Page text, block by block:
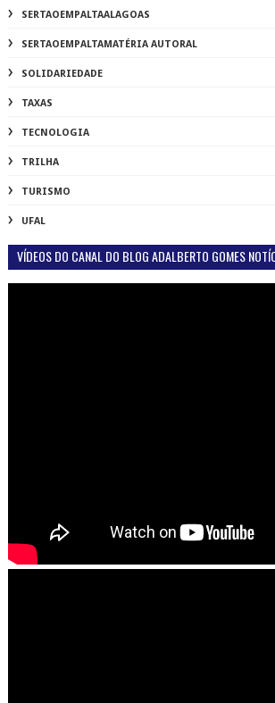
SERTAOEMPALTAALAGOAS
SERTAOEMPALTAMATÉRIA AUTORAL
SOLIDARIEDADE
TAXAS
TECNOLOGIA
TRILHA
TURISMO
UFAL
VÍDEOS DO CANAL DO BLOG ADALBERTO GOMES